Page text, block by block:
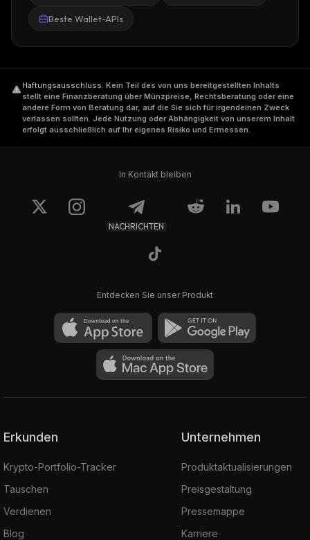
Beste Wallet-APIs
Haftungsausschluss. Kein Teil des von uns bereitgestellten Inhalts
stellt eine Finanzberatung über Münzpreise, Rechtsberatung oder eine
andere Form von Beratung dar, auf die Sie sich für irgendeinen Zweck
verlassen sollten. Jede Nutzung oder Abhängigkeit von unserem Inhalt
erfolgt ausschließlich auf Ihr eigenes Risiko und Ermessen.
In Kontakt bleiben
NACHRICHTEN
Entdecken Sie unser Produkt
Erkunden
Krypto-Portfolio-Tracker
Tauschen
Verdienen
Blog
Unternehmen
Produktaktualisierungen
Preisgestaltung
Pressemappe
Karriere